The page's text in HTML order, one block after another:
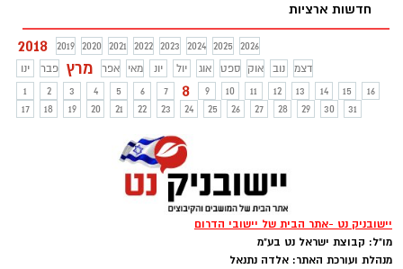
חדשות ארציות
2018 2019 2020 2021 2022 2023 2024 2025
2026
ינו
פבר מרץ אפר מאי יונ יול אוג ספט אוק נוב
דצמ
1
2 3 4 5 6 7 8 9 10 11 12 13 14 15
16
17
18 19 20 21 22 23 24 25 26 27 28 29 30 31
יישובניק נט -אתר הבית של יישובי הדרום
מו"ל: קבוצת ישראל נט בע"מ
מנהלת ועורכת האתר: אלדה נתנאל